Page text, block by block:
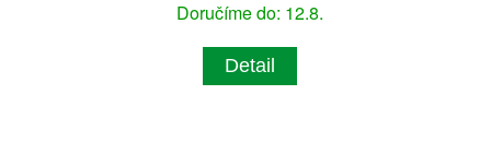
Doručíme do: 12.8.
Detail